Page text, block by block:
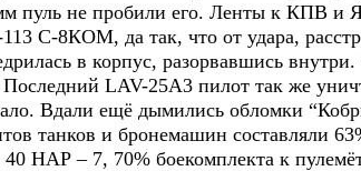
пуль не пробили его. Ленты к КПВ и
С-8КОМ, да так, что от удара,
в корпус, разорвавшись
Последний LAV-25А3 пилот так же
Вдали ещё дымились обломки
танков и бронемашин составляли
НАР – 7, 70% боекомплекта к